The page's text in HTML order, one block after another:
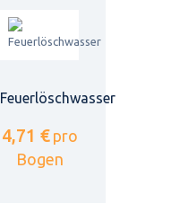
Feuerlöschwasser
4,71 € pro
Bogen